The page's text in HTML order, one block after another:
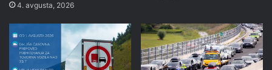
4. avgusta, 2026